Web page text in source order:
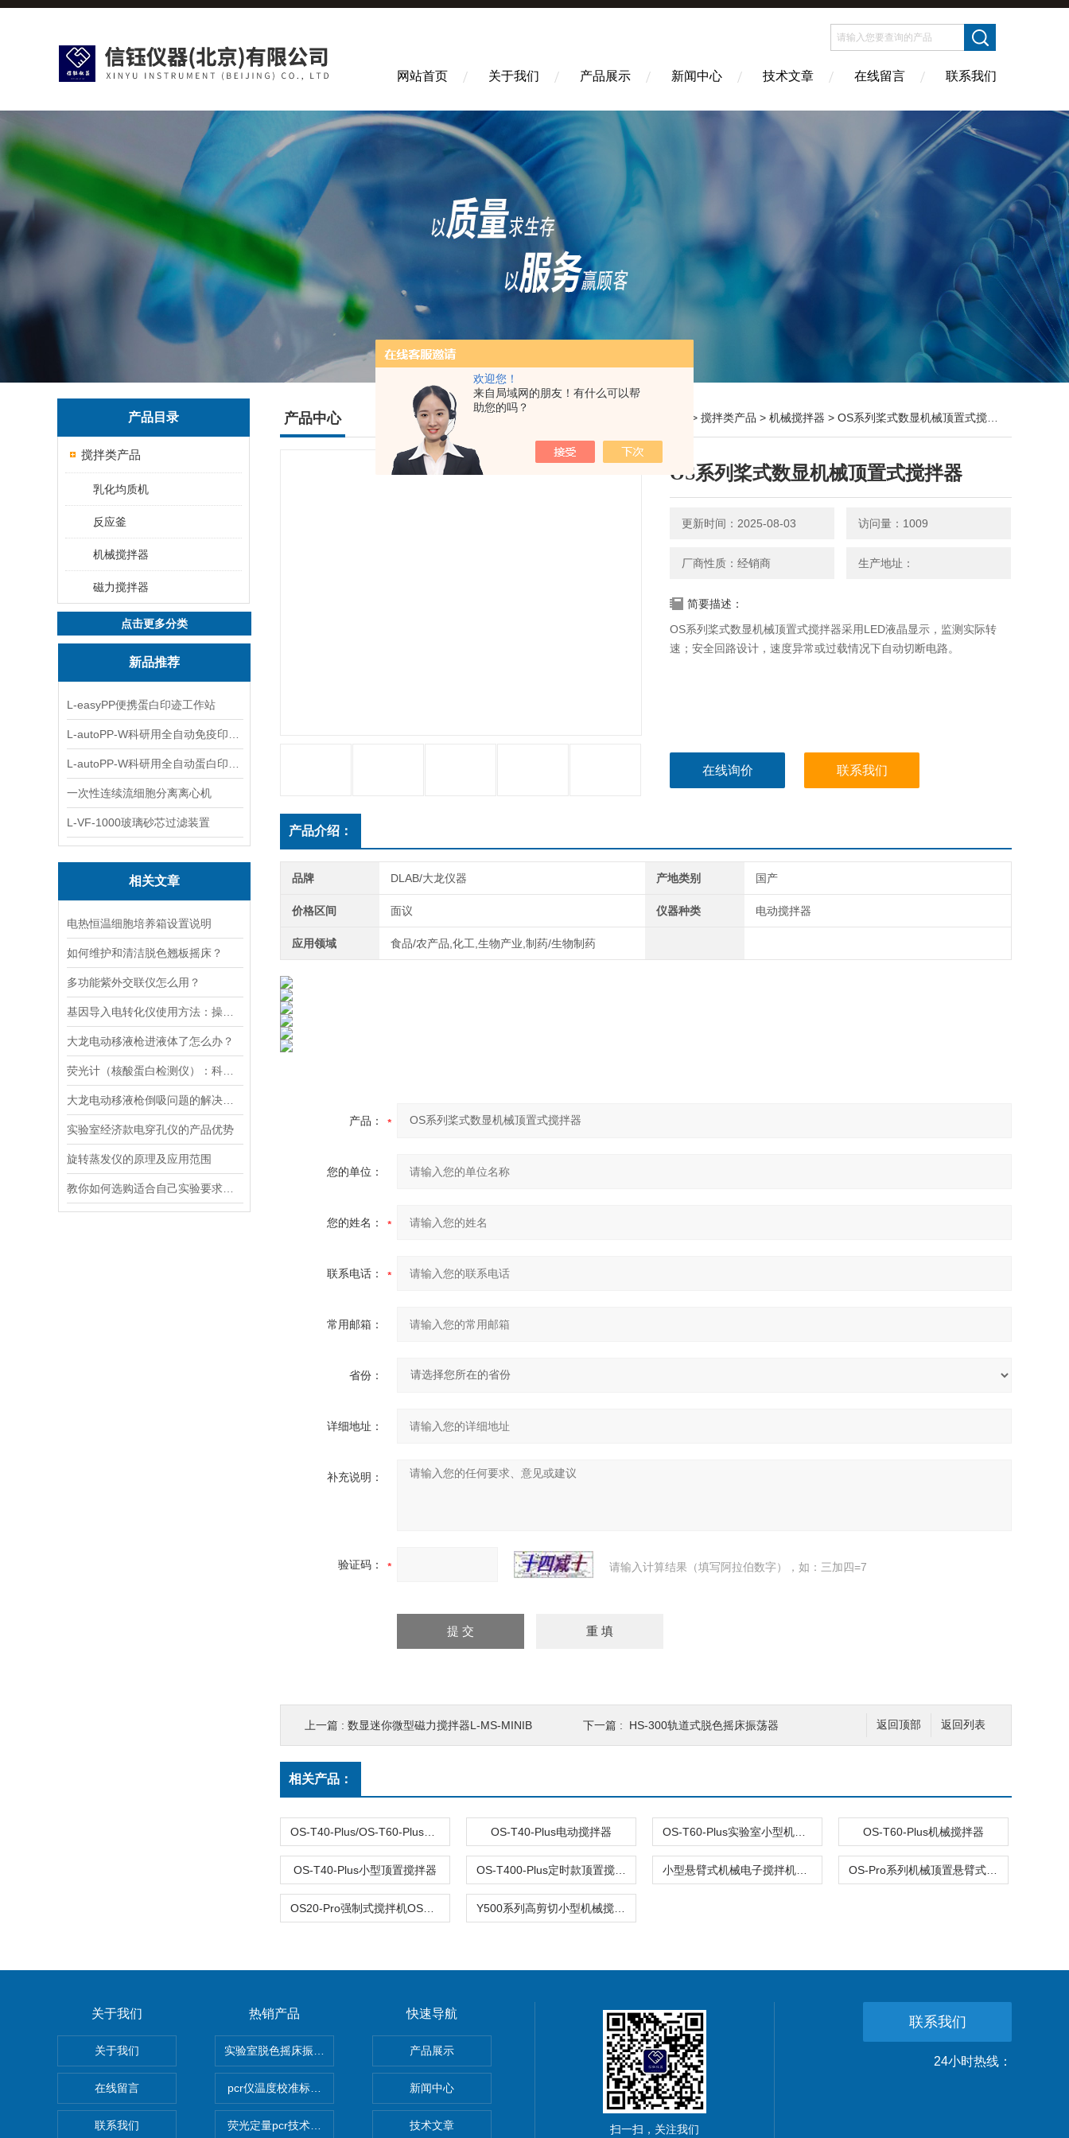
欢迎您！
来自局域网的朋友！有什么可以帮
助您的吗？
网站首页 关于我们 产品展示 新闻中心 技术文章 在线留言 联系我们
产品目录
搅拌类产品
乳化均质机
反应釜
机械搅拌器
磁力搅拌器
点击更多分类
新品推荐
L-easyPP便携蛋白印迹工作站
一次性连续流细胞分离离心机
L-VF-1000玻璃砂芯过滤装置
相关文章
电热恒温细胞培养箱设置说明
如何维护和清洁脱色翘板摇床？
多功能紫外交联仪怎么用？
大龙电动移液枪进液体了怎么办？
实验室经济款电穿孔仪的产品优势
旋转蒸发仪的原理及应用范围
产品中心 > 搅拌类产品 > 机械搅拌器 > OS系列桨式数显机械顶置式搅拌器
OS系列桨式数显机械顶置式搅拌器
更新时间：2025-08-03 访问量：1009
厂商性质：经销商 生产地址：
简要描述：
OS系列桨式数显机械顶置式搅拌器采用LED液晶显示，监测实际转
速；安全回路设计，速度异常或过载情况下自动切断电路。
在线询价 联系我们
产品介绍：
品牌 DLAB/大龙仪器 产地类别 国产
价格区间 面议 仪器种类 电动搅拌器
应用领域 食品/农产品,化工,生物产业,制药/生物制药
产品：
您的单位：
您的姓名：
联系电话：
常用邮箱：
省份：
详细地址：
补充说明：
验证码： 请输入计算结果（填写阿拉伯数字），如：三加四=7
返回列表
返回顶部
上一篇 : 数显迷你微型磁力搅拌器L-MS-MINIB 下一篇 : HS-300轨道式脱色摇床振荡器
相关产品：
OS-T40-Plus电动搅拌器 OS-T60-Plus机械搅拌器
OS-T40-Plus小型顶置搅拌器
关于我们
关于我们
在线留言
联系我们
热销产品
实验室脱色摇床振荡器
pcr仪温度校准标定设备
荧光定量pcr技术定制化服务
快速导航
产品展示
新闻中心
技术文章 扫一扫，关注我们
联系我们
24小时热线：